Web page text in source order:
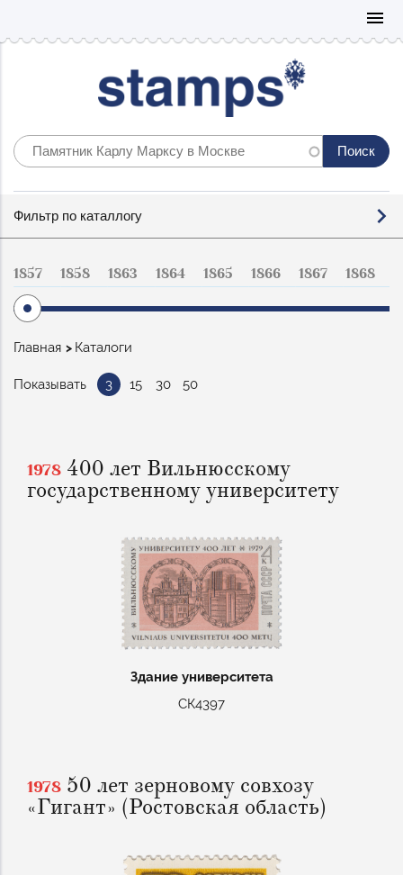
menu
по
Фильтр по каталлогу
1857 1858 1863 1864 1865 1866 1867 1868
Строка
навигации
Главная Каталоги
Показывать 3 15 30 50
1978 400 лет Вильнюсскому
государственному университету
Здание университета
СК4397
1978 50 лет зерновому совхозу
«Гигант» (Ростовская область)